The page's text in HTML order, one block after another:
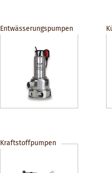
Entwässerungspumpen
Kraftstoffpumpen